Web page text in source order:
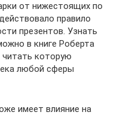
от нижестоящих по
правило
презентов. Узнать
в книге Роберта
читать которую
любой сферы
имеет влияние на